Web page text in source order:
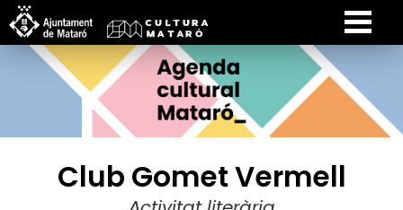
Club Gomet Vermell